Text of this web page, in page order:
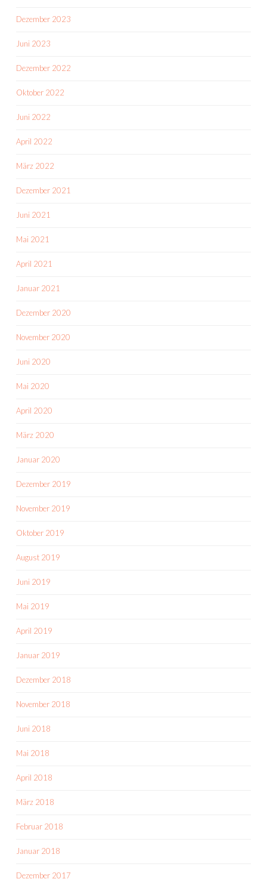
Dezember 2023
Juni 2023
Dezember 2022
Oktober 2022
Juni 2022
April 2022
März 2022
Dezember 2021
Juni 2021
Mai 2021
April 2021
Januar 2021
Dezember 2020
November 2020
Juni 2020
Mai 2020
April 2020
März 2020
Januar 2020
Dezember 2019
November 2019
Oktober 2019
August 2019
Juni 2019
Mai 2019
April 2019
Januar 2019
Dezember 2018
November 2018
Juni 2018
Mai 2018
April 2018
März 2018
Februar 2018
Januar 2018
Dezember 2017